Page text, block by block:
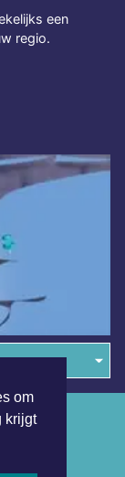
om
krijgt
een
regio.